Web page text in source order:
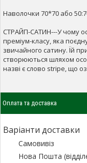
Наволочки 70*70 або
СТРАЙП-САТИН---У чому
преміум-класу, яка
звичайного сатину. Їй
створюються шляхом
назві є слово stripe, що
Оплата та доставка
Варіанти доставки
Самовивіз
Нова Пошта